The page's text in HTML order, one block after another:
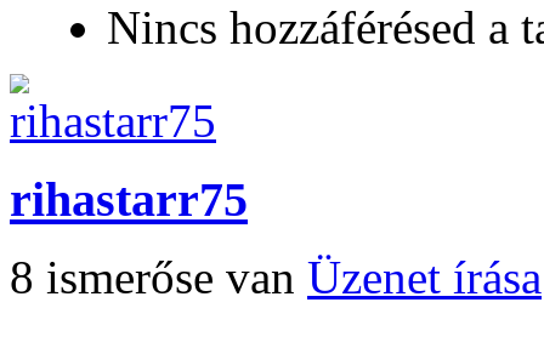
Nincs hozzáférésed a
rihastarr75
8 ismerőse van Üzenet írása